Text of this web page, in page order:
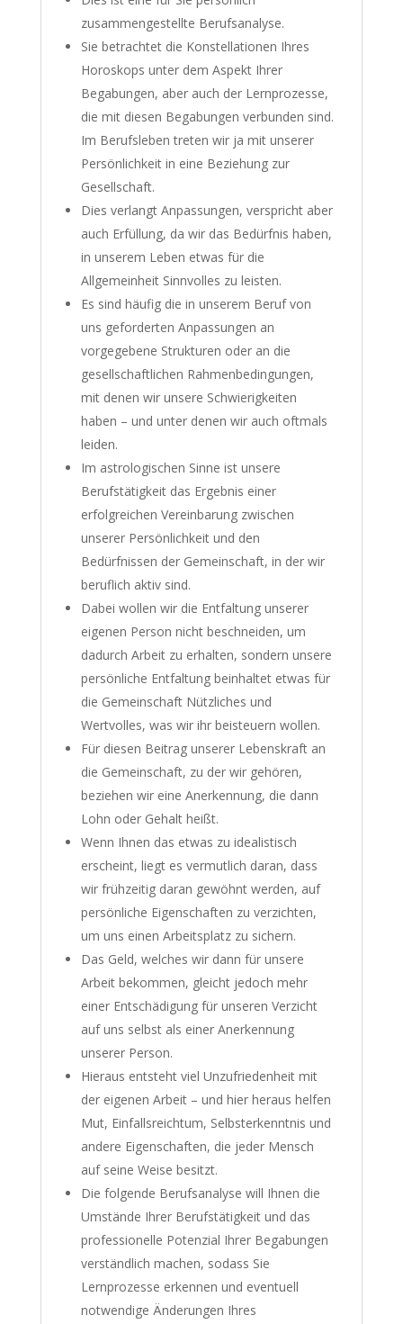
zusammengestellte Berufsanalyse.
Sie betrachtet die Konstellationen Ihres
Horoskops unter dem Aspekt Ihrer
Begabungen, aber auch der Lernprozesse,
die mit diesen Begabungen verbunden sind.
Im Berufsleben treten wir ja mit unserer
Persönlichkeit in eine Beziehung zur
Gesellschaft.
Dies verlangt Anpassungen, verspricht aber
auch Erfüllung, da wir das Bedürfnis haben,
in unserem Leben etwas für die
Allgemeinheit Sinnvolles zu leisten.
Es sind häufig die in unserem Beruf von
uns geforderten Anpassungen an
vorgegebene Strukturen oder an die
gesellschaftlichen Rahmenbedingungen,
mit denen wir unsere Schwierigkeiten
haben – und unter denen wir auch oftmals
leiden.
Im astrologischen Sinne ist unsere
Berufstätigkeit das Ergebnis einer
erfolgreichen Vereinbarung zwischen
unserer Persönlichkeit und den
Bedürfnissen der Gemeinschaft, in der wir
beruflich aktiv sind.
Dabei wollen wir die Entfaltung unserer
eigenen Person nicht beschneiden, um
dadurch Arbeit zu erhalten, sondern unsere
persönliche Entfaltung beinhaltet etwas für
die Gemeinschaft Nützliches und
Wertvolles, was wir ihr beisteuern wollen.
Für diesen Beitrag unserer Lebenskraft an
die Gemeinschaft, zu der wir gehören,
beziehen wir eine Anerkennung, die dann
Lohn oder Gehalt heißt.
Wenn Ihnen das etwas zu idealistisch
erscheint, liegt es vermutlich daran, dass
wir frühzeitig daran gewöhnt werden, auf
persönliche Eigenschaften zu verzichten,
um uns einen Arbeitsplatz zu sichern.
Das Geld, welches wir dann für unsere
Arbeit bekommen, gleicht jedoch mehr
einer Entschädigung für unseren Verzicht
auf uns selbst als einer Anerkennung
unserer Person.
Hieraus entsteht viel Unzufriedenheit mit
der eigenen Arbeit – und hier heraus helfen
Mut, Einfallsreichtum, Selbsterkenntnis und
andere Eigenschaften, die jeder Mensch
auf seine Weise besitzt.
Die folgende Berufsanalyse will Ihnen die
Umstände Ihrer Berufstätigkeit und das
professionelle Potenzial Ihrer Begabungen
verständlich machen, sodass Sie
Lernprozesse erkennen und eventuell
notwendige Änderungen Ihres